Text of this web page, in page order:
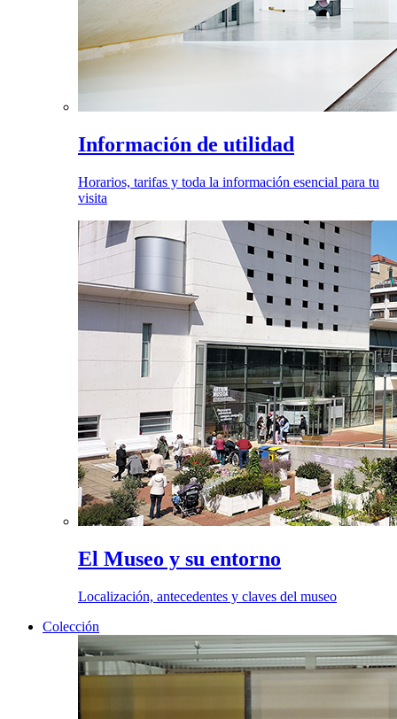
Información de utilidad
Horarios, tarifas y toda la información esencial para tu
visita
El Museo y su entorno
Localización, antecedentes y claves del museo
Colección